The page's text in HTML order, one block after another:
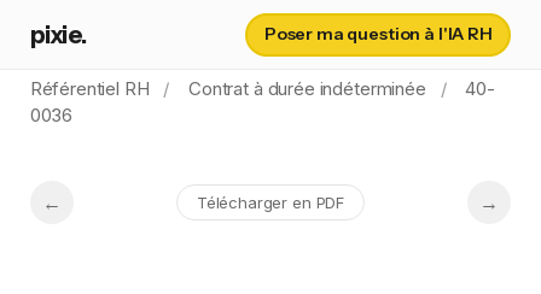
pixie. Poser ma question à l'IA RH
Référentiel RH Contrat à durée indéterminée
40-
0036
Télécharger en PDF